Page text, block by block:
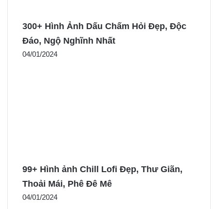
300+ Hình Ảnh Dấu Chấm Hỏi Đẹp, Độc
Đáo, Ngộ Nghĩnh Nhất
04/01/2024
99+ Hình ảnh Chill Lofi Đẹp, Thư Giãn,
Thoải Mái, Phê Đê Mê
04/01/2024